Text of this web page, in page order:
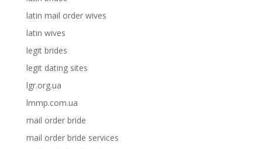
latin mail order wives
latin wives
legit brides
legit dating sites
lgr.org.ua
lmmp.com.ua
mail order bride
mail order bride services